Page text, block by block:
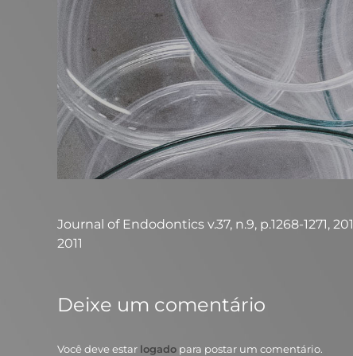
Journal of Endodontics v.37, n.9, p.1268-1271,
2011
Deixe um comentário
Você deve estar logado para postar um comentário.